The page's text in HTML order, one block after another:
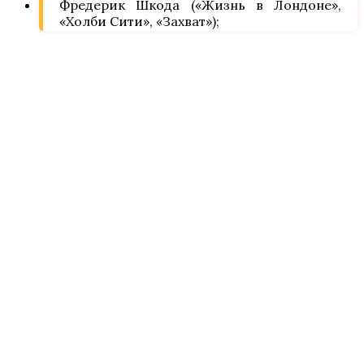
Фредерик Шкода («Жизнь в Лондоне»,
«Холби Сити», «Захват»);